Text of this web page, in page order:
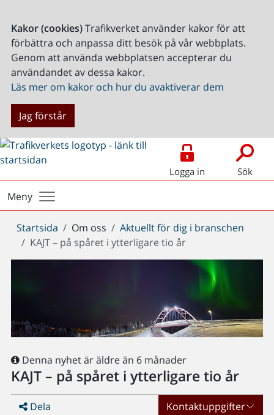
Kakor (cookies)Trafikverket använder kakor för att
förbättra och anpassa ditt besök på vår webbplats.
Genom att använda webbplatsen accepterar du
användandet av dessa kakor.
Läs mer om kakor och hur du avaktiverar dem
Jag förstår
Logga in Sök
Meny
Du
är
här:
Startsida Om oss
Aktuellt för dig i branschen
KAJT – på spåret i ytterligare tio år
Denna nyhet är äldre än 6 månader
KAJT – på spåret i ytterligare tio år
Dela Kontaktuppgifter